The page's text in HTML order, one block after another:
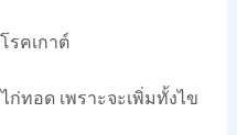
รคเกาต์
ก่ทอด เพราะจะเพิ่มทั้งไข